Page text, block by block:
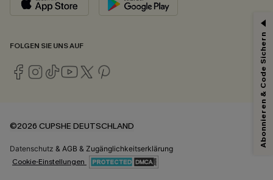
FOLGEN SIE UNS AUF
©2026 CUPSHE DEUTSCHLAND
Datenschutz & AGB & Zugänglichkeitserklärung
Cookie-Einstellungen
Abonnieren & Code Sichern